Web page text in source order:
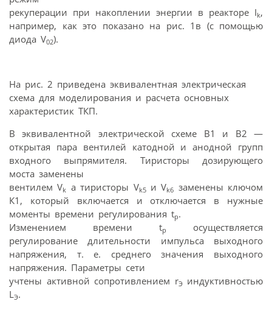
рекуперации при накоплении энергии в реакторе Ik,
например, как это показано на рис. 1в (с помощью
диода V02).
На рис. 2 приведена эквивалентная электрическая
схема для моделирования и расчета основных
характеристик ТКП.
В эквивалентной электрической схеме В1 и В2 —
открытая пара вентилей катодной и анодной групп
входного выпрямителя. Тиристоры дозирующего
моста заменены
вентилем Vk а тиристоры Vk5и Vk6 заменены ключом
К1, который включается и отключается в нужные
моменты времени регулирования tp.
Изменением времени tp
осуществляется
регулирование длительности импульса выходного
напряжения, т. е. среднего значения выходного
напряжения. Параметры сети
учтены активной сопротивлением rЭиндуктивностью
LЭ.